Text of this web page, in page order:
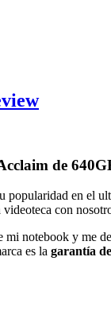
de
popularidad en el
con
notebook y me
es la garantía